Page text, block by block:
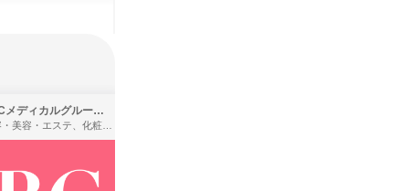
SBCメディカルグループ株式会社